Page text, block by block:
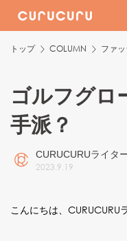
トップ COLUMN ファ
ゴルフグロ
手派？
CURUCURUライタ
2023.9.19
こんにちは、CURUCURU